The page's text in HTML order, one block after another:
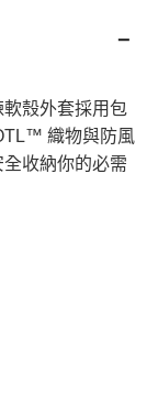
殼外套採用包
織物與防風
收納你的必需